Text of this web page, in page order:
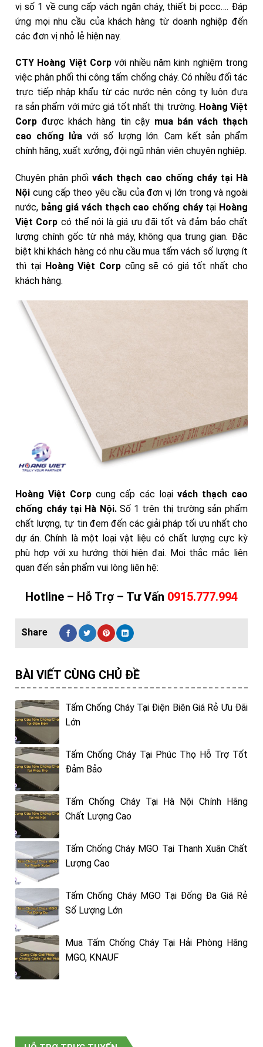
vị số 1 về cung cấp vách ngăn cháy, thiết bị pccc…. Đáp
ứng mọi nhu cầu của khách hàng từ doanh nghiệp đến
các đơn vị nhỏ lẻ hiện nay.
CTY Hoàng Việt Corp với nhiều năm kinh nghiệm trong
việc phân phối thi công tấm chống cháy. Có nhiều đối tác
trực tiếp nhập khẩu từ các nước nên công ty luôn đưa
ra sản phẩm với mức giá tốt nhất thị trường. Hoàng Việt
Corp được khách hàng tin cậy mua bán vách thạch
cao chống lửavới số lượng lớn. Cam kết sản phẩm
chính hãng, xuất xưởng, đội ngũ nhân viên chuyên nghiệp.
Chuyên phân phốivách thạch cao chống cháy tại Hà
Nội cung cấp theo yêu cầu của đơn vị lớn trong và ngoài
nước, bảng giá vách thạch cao chống cháytại Hoàng
Việt Corp có thể nói là giá ưu đãi tốt và đảm bảo chất
lượng chính gốc từ nhà máy, không qua trung gian. Đặc
biệt khi khách hàng có nhu cầu mua tấm vách số lượng ít
thì tại Hoàng Việt Corpcũng sẽ có giá tốt nhất cho
khách hàng.
Hoàng Việt Corp cung cấp các loại vách thạch cao
chống cháy tại Hà Nội.Số 1 trên thị trường sản phẩm
chất lượng, tự tin đem đến các giải pháp tối ưu nhất cho
dự án. Chính là một loại vật liệu có chất lượng cực kỳ
phù hợp với xu hướng thời hiện đại. Mọi thắc mắc liên
quan đến sản phẩm vui lòng liên hệ:
Hotline – Hỗ Trợ – Tư Vấn 0915.777.994
BÀI VIẾT CÙNG CHỦ ĐỀ
Tấm Chống Cháy Tại Điện Biên Giá Rẻ Ưu Đãi
Lớn
Tấm Chống Cháy Tại Phúc Thọ Hỗ Trợ Tốt
Đảm Bảo
Tấm Chống Cháy Tại Hà Nội Chính Hãng
Chất Lượng Cao
Tấm Chống Cháy MGO Tại Thanh Xuân Chất
Lượng Cao
Tấm Chống Cháy MGO Tại Đống Đa Giá Rẻ
Số Lượng Lớn
Mua Tấm Chống Cháy Tại Hải Phòng Hãng
MGO, KNAUF